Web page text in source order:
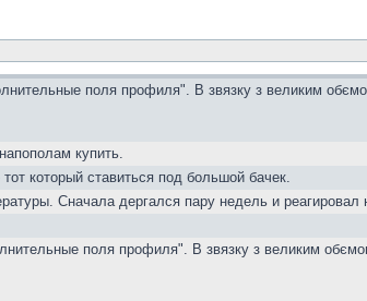
поля профиля". В звязку з великим
купить.
который ставиться под большой бачек.
Сначала дергался пару недель и
поля профиля". В звязку з великим